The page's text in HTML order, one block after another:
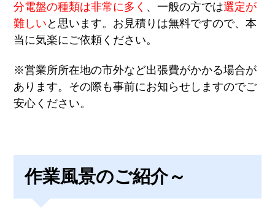
分電盤の種類は非常に多く 、一般の方では選定が
難しい と思います。 お見積りは無料ですので、本
当に気楽にご依頼ください。
※営業所所在地の市外など出張費がかかる場合が
あります。その際も事前にお知らせしますのでご
安心ください。
作業風景のご紹介～